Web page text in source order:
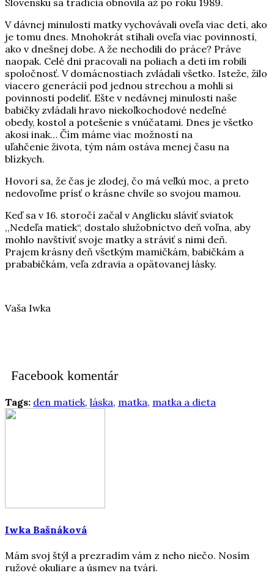
V dávnej minulosti matky vychovávali oveľa viac detí, ako
je tomu dnes. Mnohokrát stíhali oveľa viac povinností,
ako v dnešnej dobe. A že nechodili do práce? Práve
naopak. Celé dni pracovali na poliach a deti im robili
spoločnosť. V domácnostiach zvládali všetko. Isteže, žilo
viacero generácií pod jednou strechou a mohli si
povinnosti podeliť. Ešte v nedávnej minulosti naše
babičky zvládali hravo niekoľkochodové nedeľné
obedy, kostol a potešenie s vnúčatami. Dnes je všetko
akosi inak… Čím máme viac možností na
uľahčenie života, tým nám ostáva menej času na
blízkych.
Hovorí sa, že čas je zlodej, čo má veľkú moc, a preto
nedovoľme prísť o krásne chvíle so svojou mamou.
Keď sa v 16. storočí začal v Anglicku sláviť sviatok
,,Nedeľa matiek“, dostalo služobníctvo deň voľna, aby
mohlo navštíviť svoje matky a stráviť s nimi deň.
Prajem krásny deň všetkým mamičkám, babičkám a
prababičkám, veľa zdravia a opätovanej lásky.
Vaša Iwka
Facebook komentár
Tags: den matiek, láska, matka, matka a dieta
Iwka Bašnáková
Mám svoj štýl a prezradím vám z neho niečo. Nosím
ružové okuliare a úsmev na tvári.